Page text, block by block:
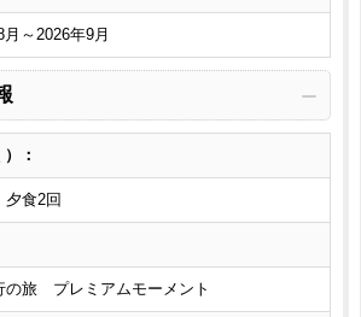
月～2026年9月
：
夕食2回
の旅 プレミアムモーメント